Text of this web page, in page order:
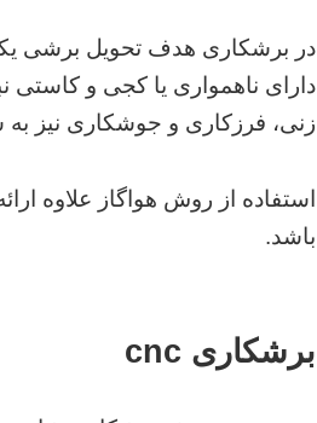
در برشکاری هدف تحویل برشی
دارای ناهمواری یا کجی و کاستی
زنی، فرزکاری و جوشکاری نیز
استفاده از روش هواگاز علاوه
باشد.
برشکاری cnc